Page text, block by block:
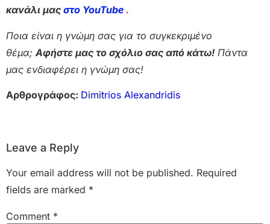
κανάλι μας στο YouTube .
Ποια είναι η γνώμη σας για το συγκεκριμένο
θέμα; Αφήστε μας το σχόλιο σας από κάτω! Πάντα
μας ενδιαφέρει η γνώμη σας!
Αρθρογράφος: Dimitrios Alexandridis
Leave a Reply
Your email address will not be published. Required
fields are marked *
Comment *